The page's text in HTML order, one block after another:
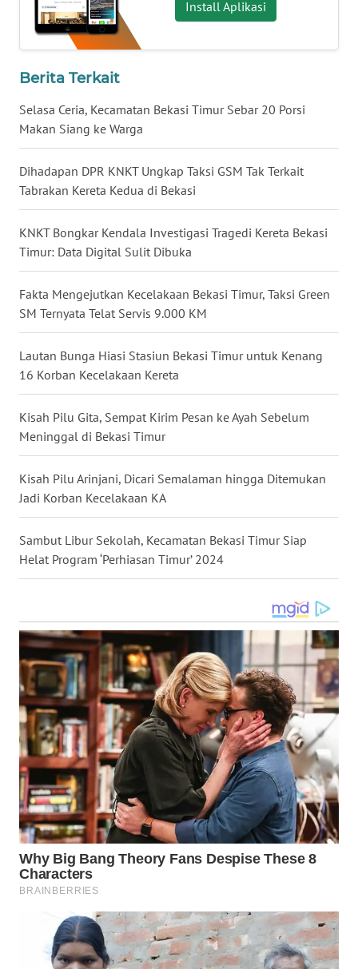
Install Aplikasi
Berita Terkait
Selasa Ceria, Kecamatan Bekasi Timur Sebar 20 Porsi
Makan Siang ke Warga
Dihadapan DPR KNKT Ungkap Taksi GSM Tak Terkait
Tabrakan Kereta Kedua di Bekasi
KNKT Bongkar Kendala Investigasi Tragedi Kereta Bekasi
Timur: Data Digital Sulit Dibuka
Fakta Mengejutkan Kecelakaan Bekasi Timur, Taksi Green
SM Ternyata Telat Servis 9.000 KM
Lautan Bunga Hiasi Stasiun Bekasi Timur untuk Kenang
16 Korban Kecelakaan Kereta
Kisah Pilu Gita, Sempat Kirim Pesan ke Ayah Sebelum
Meninggal di Bekasi Timur
Kisah Pilu Arinjani, Dicari Semalaman hingga Ditemukan
Jadi Korban Kecelakaan KA
Sambut Libur Sekolah, Kecamatan Bekasi Timur Siap
Helat Program ‘Perhiasan Timur’ 2024
WN
KALTARA
KALSEL
KALTIM
WN
SULSEL
WN
GORONTALO
WN
SULUT
WN
WN
NIAS
WN
LANGKAT
WN
TAPANULI
SELATAN
WN
TANJUNG
LESUNG
KARO